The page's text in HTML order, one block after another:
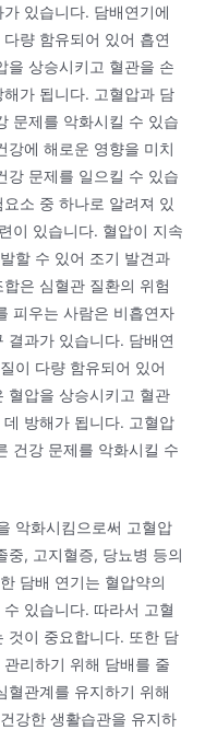
있습니다. 담배연기에
량 함유되어 있어 흡연
을 상승시키고 혈관을 손
가 됩니다. 고혈압과 담
문제를 악화시킬 수 있습
강에 해로운 영향을 미치
강 문제를 일으킬 수 있습
소 중 하나로 알려져 있
이 있습니다. 혈압이 지속
할 수 있어 조기 발견과
은 심혈관 질환의 위험
피우는 사람은 비흡연자
결과가 있습니다. 담배연
이 다량 함유되어 있어
혈압을 상승시키고 혈관
방해가 됩니다. 고혈압
건강 문제를 악화시킬 수
악화시킴으로써 고혈압
중, 고지혈증, 당뇨병 등의
담배 연기는 혈압약의
있습니다. 따라서 고혈
것이 중요합니다. 또한 담
리하기 위해 담배를 줄
혈관계를 유지하기 위해
강한 생활습관을 유지하